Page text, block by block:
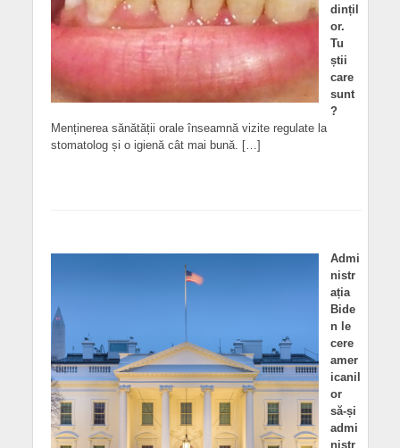
dințil
or.
Tu
știi
care
sunt
?
Menținerea sănătății orale înseamnă vizite regulate la
stomatolog și o igienă cât mai bună. […]
Admi
nistr
ația
Bide
n le
cere
amer
icanil
or
să-și
admi
nistr